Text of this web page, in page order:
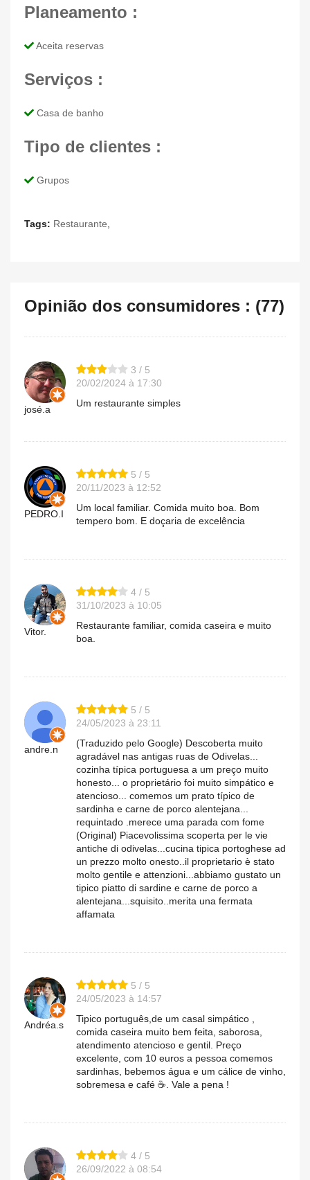
Planeamento :
Aceita reservas
Serviços :
Casa de banho
Tipo de clientes :
Grupos
Tags: Restaurante
Opinião dos consumidores : (77)
josé.a
3 / 5
20/02/2024 à 17:30
Um restaurante simples
PEDRO.I
5 / 5
20/11/2023 à 12:52
Um local familiar. Comida muito boa. Bom
tempero bom. E doçaria de excelência
Vitor.
4 / 5
31/10/2023 à 10:05
Restaurante familiar, comida caseira e muito
boa.
andre.n
5 / 5
24/05/2023 à 23:11
(Traduzido pelo Google) Descoberta muito
agradável nas antigas ruas de Odivelas...
cozinha típica portuguesa a um preço muito
honesto... o proprietário foi muito simpático e
atencioso... comemos um prato típico de
sardinha e carne de porco alentejana...
requintado .merece uma parada com fome
(Original) Piacevolissima scoperta per le vie
antiche di odivelas...cucina tipica portoghese ad
un prezzo molto onesto..il proprietario è stato
molto gentile e attenzioni...abbiamo gustato un
tipico piatto di sardine e carne de porco a
alentejana...squisito..merita una fermata
affamata
Andréa.s
5 / 5
24/05/2023 à 14:57
Tipico português,de um casal simpático ,
comida caseira muito bem feita, saborosa,
atendimento atencioso e gentil. Preço
excelente, com 10 euros a pessoa comemos
sardinhas, bebemos água e um cálice de vinho,
sobremesa e café ☕. Vale a pena !
4 / 5
26/09/2022 à 08:54